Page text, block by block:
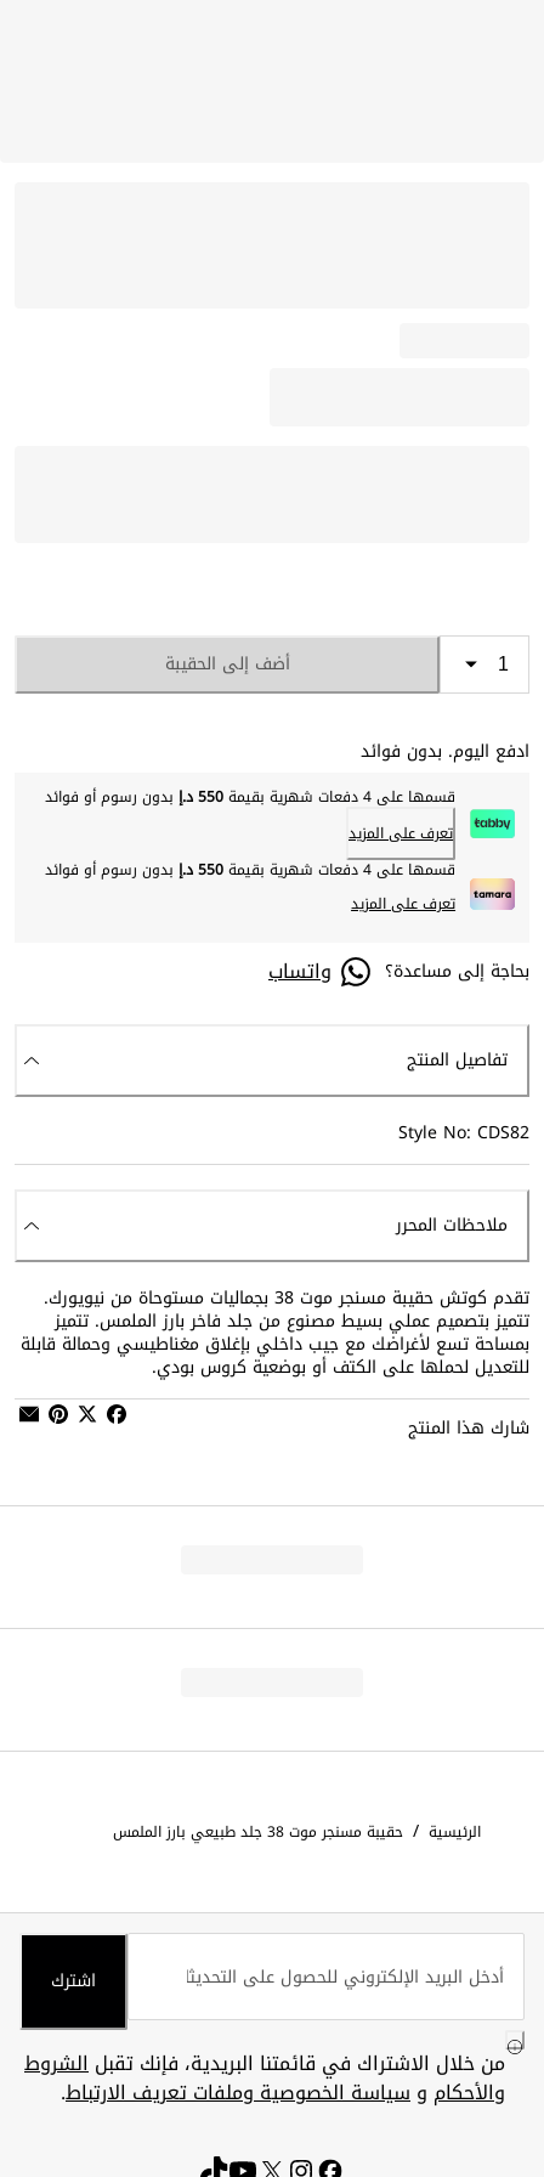
أضف إلى الحقيبة
ادفع اليوم. بدون فوائد
قسمها على 4 دفعات شهرية بقيمة 550 د.إ
بدون رسوم أو فوائد
تعرف على المزيد
قسمها على 4 دفعات شهرية بقيمة
550 د.إ
بدون رسوم أو فوائد
تعرف على المزيد
بحاجة إلى مساعدة؟ واتساب
تفاصيل المنتج
Style No: CDS82
ملاحظات المحرر
تقدم كوتش حقيبة مسنجر موت 38 بجماليات مستوحاة من نيويورك.
تتميز بتصميم عملي بسيط مصنوع من جلد فاخر بارز الملمس. تتميز
بمساحة تسع لأغراضك مع جيب داخلي بإغلاق مغناطيسي وحمالة قابلة
للتعديل لحملها على الكتف أو بوضعية كروس بودي.
شارك هذا المنتج
الرئيسية / حقيبة مسنجر موت 38 جلد طبيعي بارز الملمس
اشترك
من خلال الاشتراك في قائمتنا البريدية، فإنك تقبلالشروط
والأحكام وسياسة الخصوصية وملفات تعريف الارتباط.